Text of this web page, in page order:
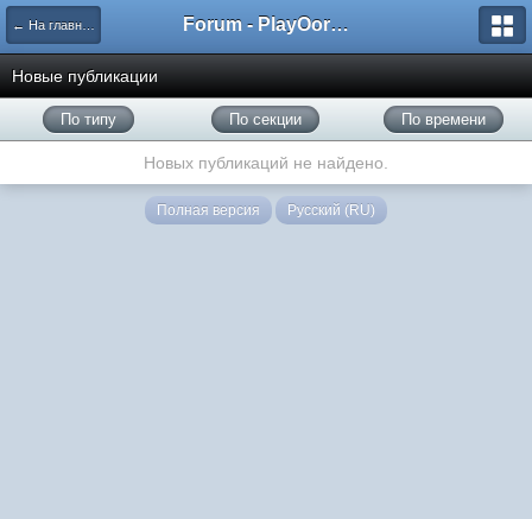
← На главную Forum - PlayOorbis.net
Новые публикации
По типу По секции По времени
Новых публикаций не найдено.
Полная версия Русский (RU)